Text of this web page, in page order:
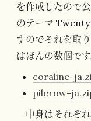
を作成したので
のテーマ
すのでそれを取
はほんの数個です
coraline-
pilcrow-
中身はそれぞ